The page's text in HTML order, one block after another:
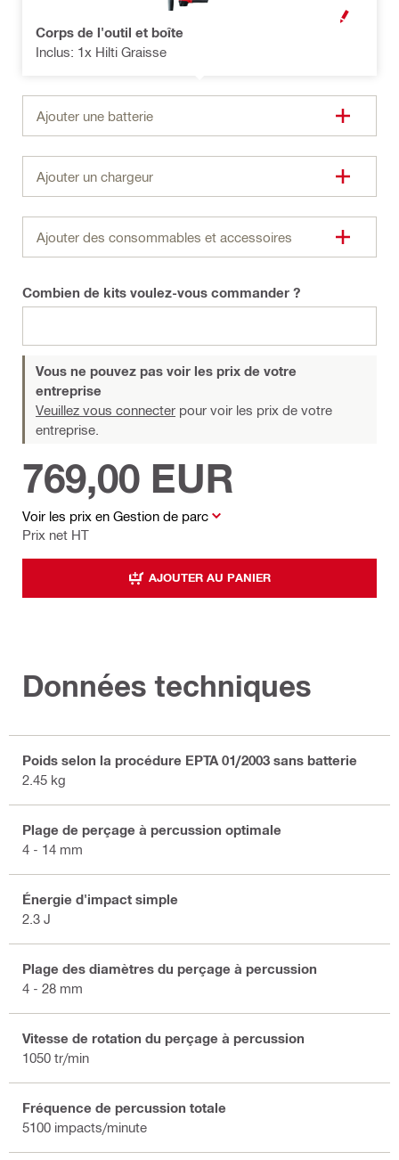
Corps de l'outil et boîte
Inclus: 1x Hilti Graisse
OPEN MODAL
Ajouter une batterie
Ajouter un chargeur
Ajouter des consommables et accessoires
Combien de kits voulez-vous commander ?
Vous ne pouvez pas voir les prix de votre
entreprise
Veuillez vous connecter pour voir les prix de votre
entreprise.
Voir les prix en Gestion de parc
Prix net HT
769,00 EUR
AJOUTER AU PANIER
Données techniques
Poids selon la procédure EPTA 01/2003 sans batterie
2.45 kg
Plage de perçage à percussion optimale
4 - 14 mm
Énergie d'impact simple
2.3 J
Plage des diamètres du perçage à percussion
4 - 28 mm
Vitesse de rotation du perçage à percussion
1050 tr/min
Fréquence de percussion totale
5100 impacts/minute